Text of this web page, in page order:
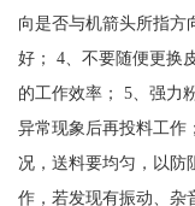
向是否与机箭头所指方
好； 4、不要随便更换
的工作效率； 5、强力
异常现象后再投料工作
况，送料要均匀，以防
作，若发现有振动、杂